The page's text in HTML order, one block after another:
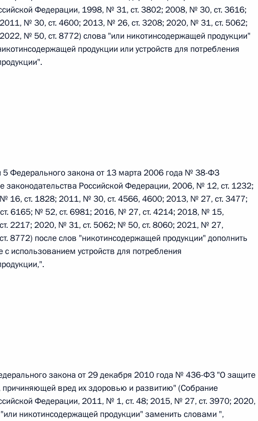
от 26.07.2026 г. № 242-ФЗ
статьи 85 и 102 части первой и статью 227–1 части второй Налогового
от 26.07.2026 г. № 246-ФЗ
от 26.07.2026 г. № 268-ФЗ
Федеральный закон «О пробации в Российской Федерации»
от 26.07.2026 г. № 251-ФЗ
в Уголовный кодекс Российской Федерации и статьи 31 и 151 Уголовно-
Российской Федерации
Федерации, 1998, № 31, ст. 3802; 2008, № 30, ст. 3616;
№ 30, ст. 4600; 2013, № 26, ст. 3208; 2020, № 31, ст. 5062;
№ 50, ст. 8772) слова "или никотинсодержащей продукции"
продукции или устройств для потребления
5 Федерального закона от 13 марта 2006 года № 38-ФЗ
законодательства Российской Федерации, 2006, № 12, ст. 1232;
16, ст. 1828; 2011, № 30, ст. 4566, 4600; 2013, № 27, ст. 3477;
6165; № 52, ст. 6981; 2016, № 27, ст. 4214; 2018, № 15,
2217; 2020, № 31, ст. 5062; № 50, ст. 8060; 2021, № 27,
8772) после слов "никотинсодержащей продукции" дополнить
использованием устройств для потребления
закона от 29 декабря 2010 года № 436-ФЗ "О защите
причиняющей вред их здоровью и развитию" (Собрание
Федерации, 2011, № 1, ст. 48; 2015, № 27, ст. 3970; 2020,
никотинсодержащей продукции" заменить словами ",